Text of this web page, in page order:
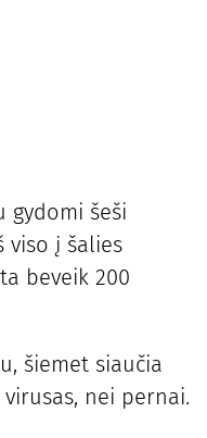
gydomi šeši
viso į šalies
beveik 200
šiemet siaučia
nei pernai.